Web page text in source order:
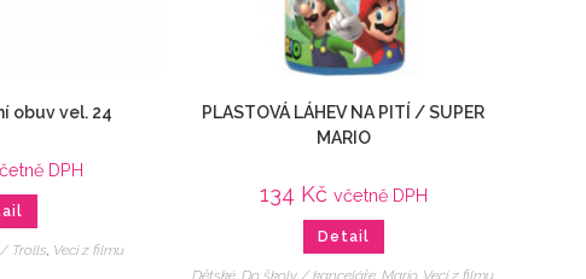
obuv vel. 24
DPH
Trolls, Veci z filmu
PLASTOVÁ LÁHEV NA PITÍ / SUPER
MARIO
134 Kč včetně DPH
Detail
Dětské,Do školy / kanceláře,Mario, Veci z filmu